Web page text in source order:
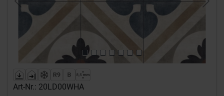
Previous Next
Art-Nr.: 20LD00WHA